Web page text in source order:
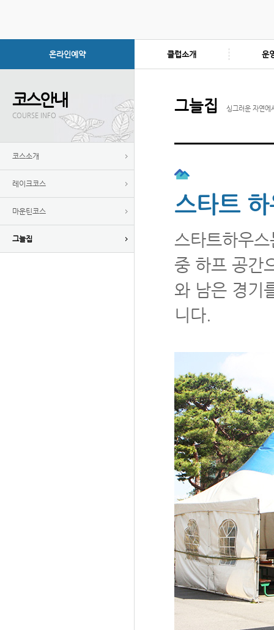
온라인예약 클럽소개 운
코스안내
COURSE INFO
코스소개
레이크코스
마운틴코스
그늘집
그늘집 싱그러운 자연에
스타트
스타트하우
중 하프 공간
와 남은 경기
니다.